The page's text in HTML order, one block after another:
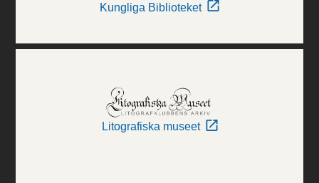
Kungliga Biblioteket
Litografiska museet